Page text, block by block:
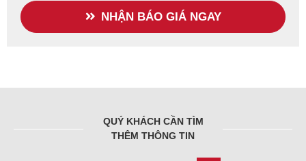
NHẬN BÁO GIÁ NGAY
QUÝ KHÁCH CẦN TÌM
THÊM THÔNG TIN